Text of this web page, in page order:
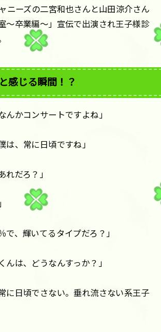
ニーズの二宮和也さんと山田涼介さん
〜卒業編〜」宣伝で出演され王子様診
感じる瞬間！？
んかコンサートですよね」
は、常に日頃ですね」
れだろ？」
で、輝いてるタイプだろ？」
んは、どうなんすっか？」
に日頃でさない。垂れ流さない系王子